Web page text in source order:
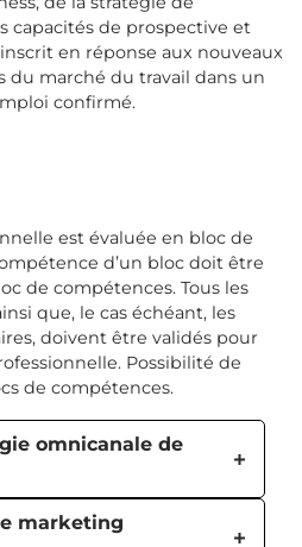
capacités de prospective et
en réponse aux nouveaux
du marché du travail dans un
confirmé.
est évaluée en bloc de
d’un bloc doit être
de compétences. Tous les
que, le cas échéant, les
doivent être validés pour
Possibilité de
de compétences.
omnicanale de
marketing